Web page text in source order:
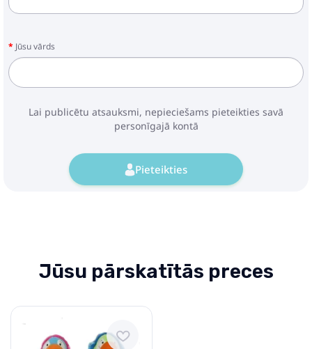
Jūsu vārds
Lai publicētu atsauksmi, nepieciešams pieteikties savā
personīgajā kontā
Pieteikties
Jūsu pārskatītās preces